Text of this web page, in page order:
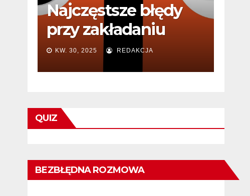
Najczęstsze błędy
przy zakładaniu
działalności trenera
personalnego i jak
KW. 30, 2025 REDAKCJA
QUIZ
BEZBŁĘDNA ROZMOWA